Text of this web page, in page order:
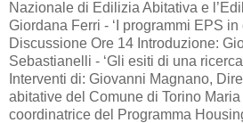
Nazionale di Edilizia Abitativa e
Giordana Ferri - ‘I programmi EPS in
Discussione Ore 14 Introduzione:
Sebastianelli - ‘Gli esiti di una
Interventi di: Giovanni Magnano,
abitative del Comune di Torino
coordinatrice del Programma